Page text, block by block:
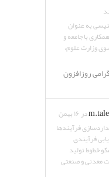
به عنوان
با جامعه و
سال ۱۴۰۴ از سوی وزارت علوم،
روزافزون
در ۱۶ بهمن
فرآیندها
فرآیندی
خطوط تولید
۵، ۶ و ۷ شرکت معدنی و صنعتی